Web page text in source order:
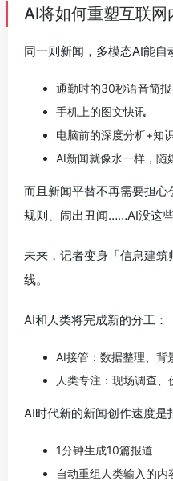
AI将如何重塑互联网
同一则新闻，多模态AI能自
通勤时的30秒语音简报
手机上的图文快讯
电脑前的深度分析+知
AI新闻就像水一样，随
而且新闻平替不再需要担
规则、闹出丑闻……AI没这些
未来，记者变身「信息建
线。
AI和人类将完成新的分工：
AI接管：数据整理、背
人类专注：现场调查
AI时代新的新闻创作速度是
1分钟生成10篇报道
自动重组人类输入的内